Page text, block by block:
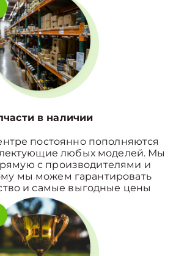
в наличии
постоянно пополняются
любых моделей. Мы
с производителями и
мы можем гарантировать
и самые выгодные цены